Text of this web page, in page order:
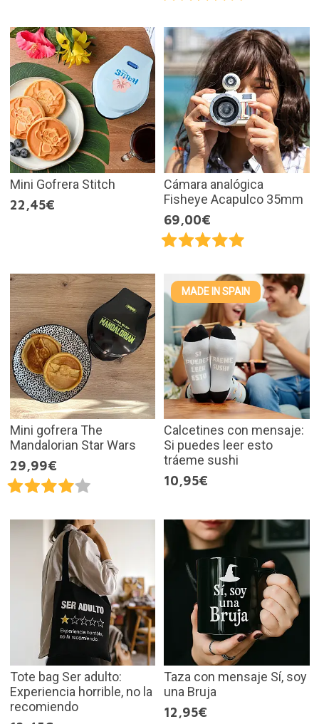
Mini Gofrera Stitch
22,45€
Cámara analógica
Fisheye Acapulco 35mm
69,00€
Mini gofrera The
Mandalorian Star Wars
29,99€
MADE IN SPAIN
Calcetines con mensaje:
Si puedes leer esto
tráeme sushi
10,95€
Tote bag Ser adulto:
Experiencia horrible, no la
recomiendo
Taza con mensaje Sí, soy
una Bruja
12,95€